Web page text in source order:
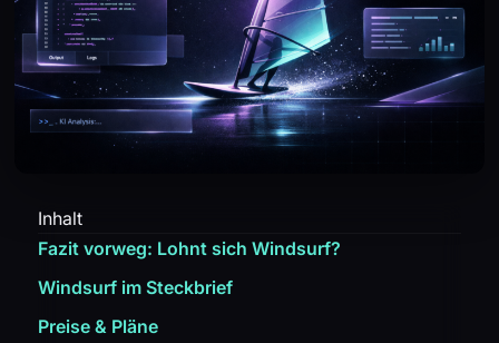
Inhalt
Fazit vorweg: Lohnt sich Windsurf?
Windsurf im Steckbrief
Preise & Pläne